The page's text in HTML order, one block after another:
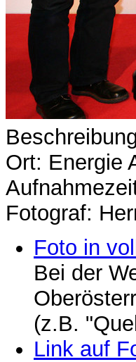
Ort: Energie
Fotograf:
Foto in
Bei der
(z.B.
Link auf